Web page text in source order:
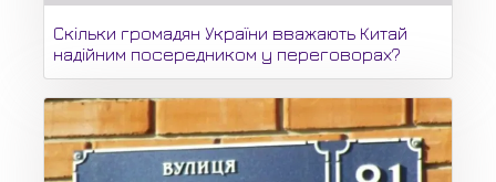
Скільки громадян України вважають Китай
надійним посередником у переговорах?